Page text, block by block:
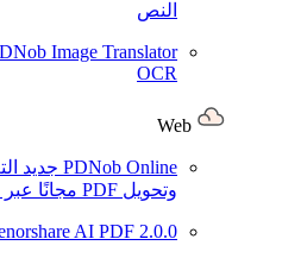
النص
Image Translator
OCR
PDNob Online جديد
وتحويل PDF مجانًا عبر الإنترنت
AI PDF 2.0.0